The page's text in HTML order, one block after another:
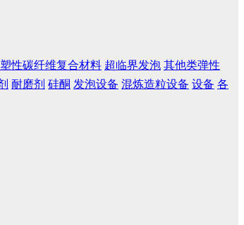
性碳纤维复合材料 超临界发泡 其他类弹性
耐磨剂 硅酮 发泡设备 混炼造粒设备 设备 各